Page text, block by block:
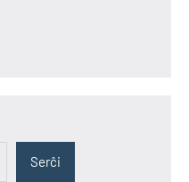
Serĉi